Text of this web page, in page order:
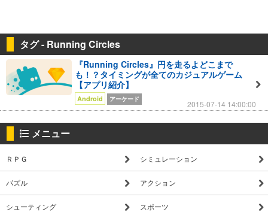
タグ - Running Circles
『Running Circles』円を走るよどこまで
も！？タイミングが全てのカジュアルゲーム
【アプリ紹介】
Android アーケード 2015-07-14 14:00:00
メニュー
ＲＰＧ シミュレーション
パズル アクション
シューティング スポーツ